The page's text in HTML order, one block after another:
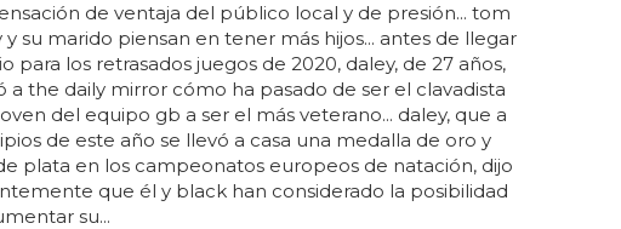
de ventaja del público local y de presión... tom
y su marido piensan en tener más hijos... antes de llegar
para los retrasados juegos de 2020, daley, de 27 años,
a the daily mirror cómo ha pasado de ser el clavadista
del equipo gb a ser el más veterano... daley, que a
de este año se llevó a casa una medalla de oro y
plata en los campeonatos europeos de natación, dijo
que él y black han considerado la posibilidad
su...